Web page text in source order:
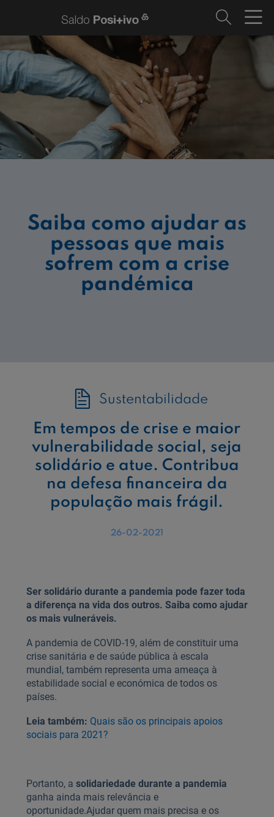
Saiba como ajudar as
pessoas que mais
sofrem com a crise
pandémica
Sustentabilidade
Em tempos de crise e maior
vulnerabilidade social, seja
solidário e atue. Contribua
na defesa financeira da
população mais frágil.
26-02-2021
Ser solidário durante a pandemia pode fazer toda
a diferença na vida dos outros. Saiba como ajudar
os mais vulneráveis.
A pandemia de COVID-19, além de constituir uma
crise sanitária e de saúde pública à escala
mundial, também representa uma ameaça à
estabilidade social e económica de todos os
países.
Leia também: Quais são os principais apoios
sociais para 2021?
Portanto, a solidariedade durante a pandemia
ganha ainda mais relevância e
oportunidade.Ajudar quem mais precisa e os